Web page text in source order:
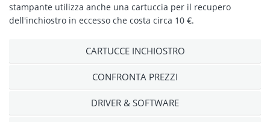
stampante utilizza anche una cartuccia per il recupero
dell'inchiostro in eccesso che costa circa 10 €.
CARTUCCE INCHIOSTRO
CONFRONTA PREZZI
DRIVER & SOFTWARE